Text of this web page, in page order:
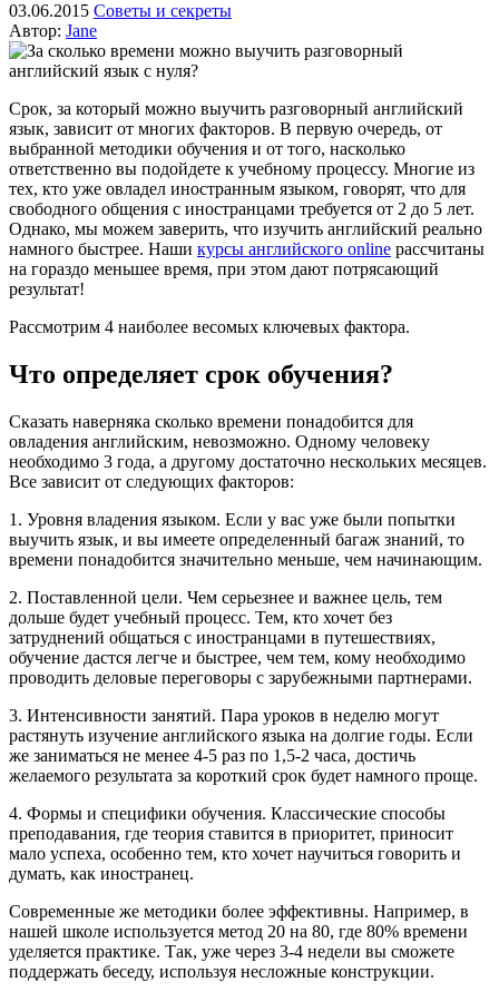
03.06.2015 Советы и секреты
Автор: Jane
Срок, за который можно выучить разговорный английский
язык, зависит от многих факторов. В первую очередь, от
выбранной методики обучения и от того, насколько
ответственно вы подойдете к учебному процессу. Многие из
тех, кто уже овладел иностранным языком, говорят, что для
свободного общения с иностранцами требуется от 2 до 5 лет.
Однако, мы можем заверить, что изучить английский реально
намного быстрее. Наши курсы английского online рассчитаны
на гораздо меньшее время, при этом дают потрясающий
результат!
Рассмотрим 4 наиболее весомых ключевых фактора.
Что определяет срок обучения?
Сказать наверняка сколько времени понадобится для
овладения английским, невозможно. Одному человеку
необходимо 3 года, а другому достаточно нескольких месяцев.
Все зависит от следующих факторов:
1. Уровня владения языком. Если у вас уже были попытки
выучить язык, и вы имеете определенный багаж знаний, то
времени понадобится значительно меньше, чем начинающим.
2. Поставленной цели. Чем серьезнее и важнее цель, тем
дольше будет учебный процесс. Тем, кто хочет без
затруднений общаться с иностранцами в путешествиях,
обучение дастся легче и быстрее, чем тем, кому необходимо
проводить деловые переговоры с зарубежными партнерами.
3. Интенсивности занятий. Пара уроков в неделю могут
растянуть изучение английского языка на долгие годы. Если
же заниматься не менее 4-5 раз по 1,5-2 часа, достичь
желаемого результата за короткий срок будет намного проще.
4. Формы и специфики обучения. Классические способы
преподавания, где теория ставится в приоритет, приносит
мало успеха, особенно тем, кто хочет научиться говорить и
думать, как иностранец.
Современные же методики более эффективны. Например, в
нашей школе используется метод 20 на 80, где 80% времени
уделяется практике. Так, уже через 3-4 недели вы сможете
поддержать беседу, используя несложные конструкции.